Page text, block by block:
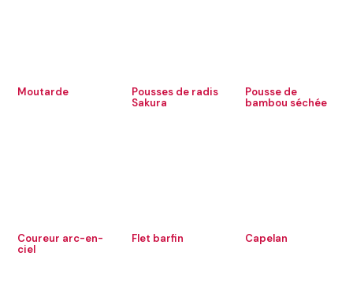
Moutarde
Pousses de radis
Sakura
Pousse de
bambou séchée
Coureur arc-en-
ciel
Flet barfin Capelan